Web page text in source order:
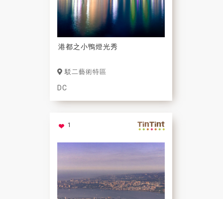
港都之小鴨燈光秀
駁二藝術特區
DC
1